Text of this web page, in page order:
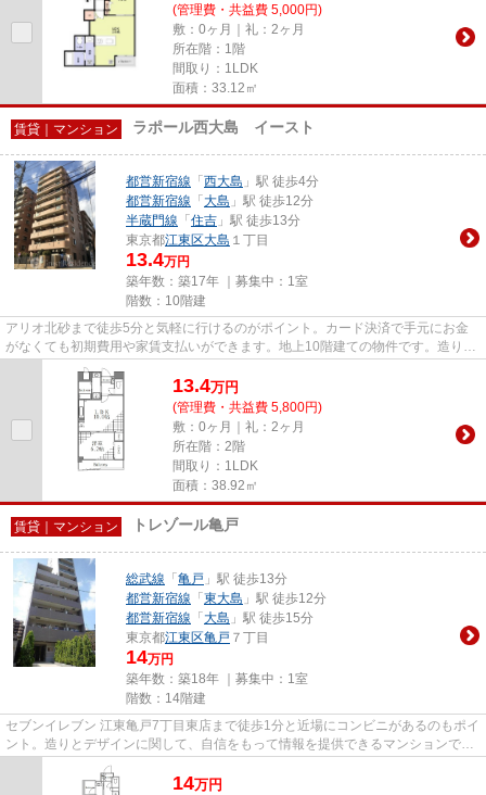
(管理費・共益費 5,000円)
敷：0ヶ月｜礼：2ヶ月
所在階：1階
間取り：1LDK
面積：33.12㎡
賃貸｜マンション ラポール西大島 イースト
都営新宿線 「 西大島 」駅 徒歩4分
都営新宿線 「 大島 」駅 徒歩12分
半蔵門線 「 住吉 」駅 徒歩13分
東京都江東区大島 １丁目
13.4万円
築年数：築17年 ｜募集中： 1室
階数：10階建
アリオ北砂まで徒歩5分と気軽に行けるのがポイント。カード決済で手元にお金
がなくても初期費用や家賃支払いができます。地上10階建ての物件です。造りと
デザインに関して、自信をもっ...
13.4万円
(管理費・共益費 5,800円)
敷：0ヶ月｜礼：2ヶ月
所在階：2階
間取り：1LDK
面積：38.92㎡
賃貸｜マンション トレゾール亀戸
総武線 「 亀戸 」駅 徒歩13分
都営新宿線 「 東大島 」駅 徒歩12分
都営新宿線 「 大島 」駅 徒歩15分
東京都江東区亀戸 ７丁目
14万円
築年数：築18年 ｜募集中： 1室
階数：14階建
セブンイレブン 江東亀戸7丁目東店まで徒歩1分と近場にコンビニがあるのもポイ
ント。造りとデザインに関して、自信をもって情報を提供できるマンションで
す。2駅利用できる場所にあり...
14万円